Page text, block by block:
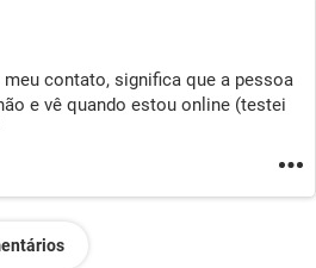
contato, significa que a pessoa
e vê quando estou online (testei